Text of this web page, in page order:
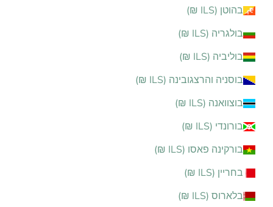
בהוטן (ILS ₪)
בולגריה (ILS ₪)
בוליביה (ILS ₪)
בוסניה והרצגובינה (ILS ₪)
בוצוואנה (ILS ₪)
בורונדי (ILS ₪)
בורקינה פאסו (ILS ₪)
בחריין (ILS ₪)
בלארוס (ILS ₪)